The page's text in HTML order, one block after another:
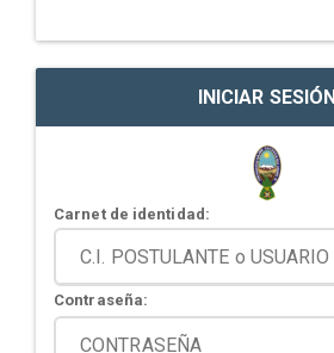
INICIAR SESIÓN
Carnet de identidad:
Contraseña: